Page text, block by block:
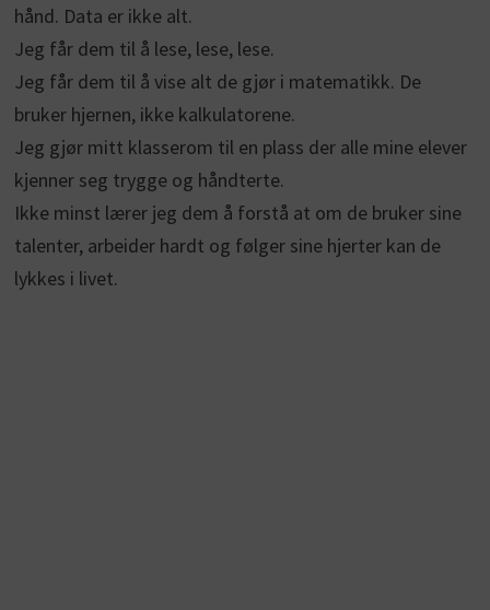
hånd. Data er ikke alt.
Jeg får dem til å lese, lese, lese.
Jeg får dem til å vise alt de gjør i matematikk. De
bruker hjernen, ikke kalkulatorene.
Jeg gjør mitt klasserom til en plass der alle mine elever
kjenner seg trygge og håndterte.
Ikke minst lærer jeg dem å forstå at om de bruker sine
talenter, arbeider hardt og følger sine hjerter kan de
lykkes i livet.